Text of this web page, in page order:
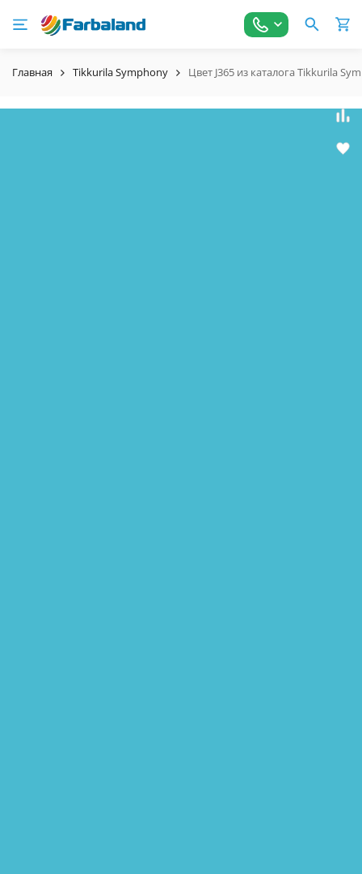
Главная Tikkurila Symphony Цвет J365 из каталога Tikkurila